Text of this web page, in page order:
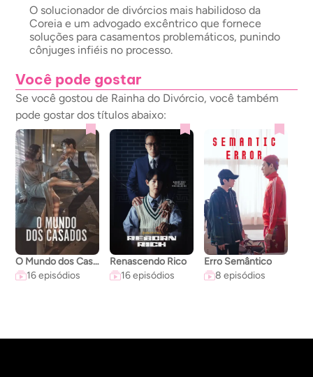
O solucionador de divórcios mais habilidoso da
Coreia e um advogado excêntrico que fornece
soluções para casamentos problemáticos, punindo
cônjuges infiéis no processo.
Você pode gostar
Se você gostou de Rainha do Divórcio, você também
pode gostar dos títulos abaixo:
O Mundo dos Casados
16 episódios
Renascendo Rico
16 episódios
Erro Semântico
8 episódios